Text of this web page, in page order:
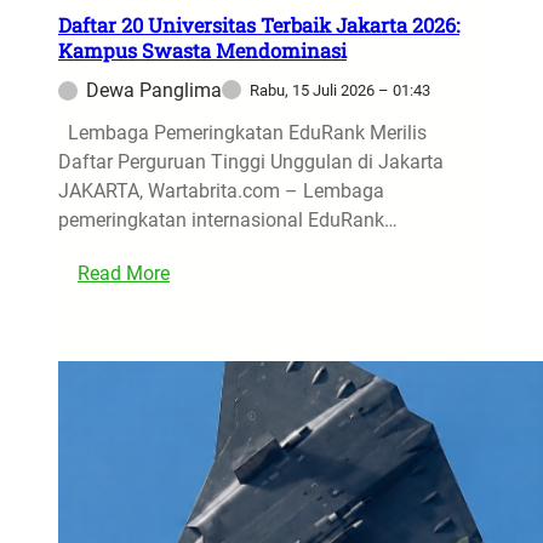
n
d
a
r
a
n
H
,
r
T
i
n
g
a
n
g
g
h
Daftar 20 Universitas Terbaik Jakarta 2026:
Kampus Swasta Mendominasi
Dewa Panglima Rabu, 15 Juli 2026 – 01:43
Lembaga Pemeringkatan EduRank Merilis
Daftar Perguruan Tinggi Unggulan di Jakarta
JAKARTA, Wartabrita.com – Lembaga
pemeringkatan internasional EduRank…
Read More:
f
U